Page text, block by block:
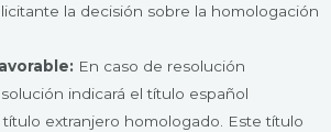
la decisión sobre la homologación
En caso de resolución
indicará el título español
extranjero homologado. Este título